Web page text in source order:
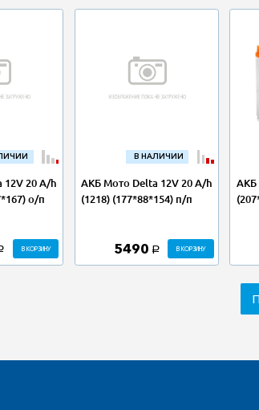
20 A/h
о/п
В КОРЗИНУ
В НАЛИЧИИ
АКБ Мото Delta 12V 20 A/h
(1218) (177*88*154) п/п
5490 a В КОРЗИНУ
АКБ